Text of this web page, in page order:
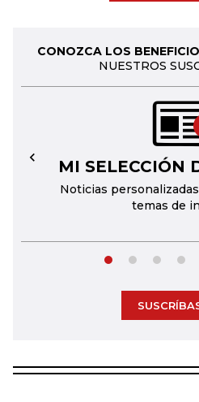
CONOZCA LOS
NUESTROS
MI SELECCIÓN
Noticias
temas de
←